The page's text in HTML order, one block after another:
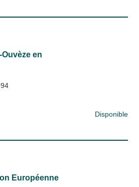
en
Disponible
Européenne